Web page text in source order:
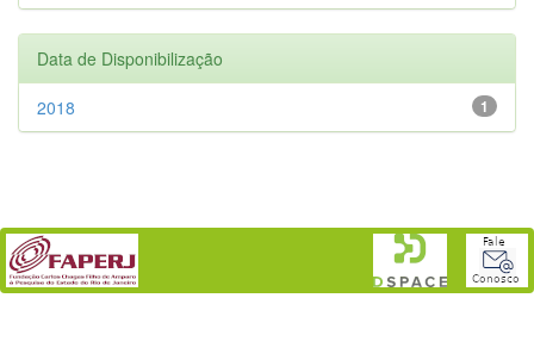
Data de Disponibilização
1
2018